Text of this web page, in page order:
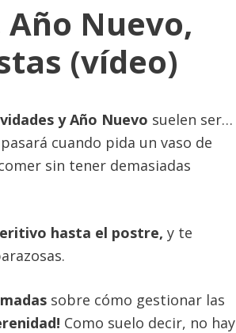
Nuevo,
(vídeo)
y Año Nuevo suelen ser…
pasará cuando pida un vaso de
sin tener demasiadas
hasta el postre, y te
sobre cómo gestionar las
Como suelo decir, no hay